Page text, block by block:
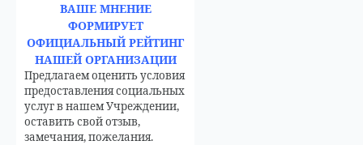
ВАШЕ МНЕНИЕ
ФОРМИРУЕТ
ОФИЦИАЛЬНЫЙ РЕЙТИНГ
НАШЕЙ ОРГАНИЗАЦИИ
Предлагаем оценить условия
предоставления социальных
услуг в нашем Учреждении,
оставить свой отзыв,
замечания, пожелания.